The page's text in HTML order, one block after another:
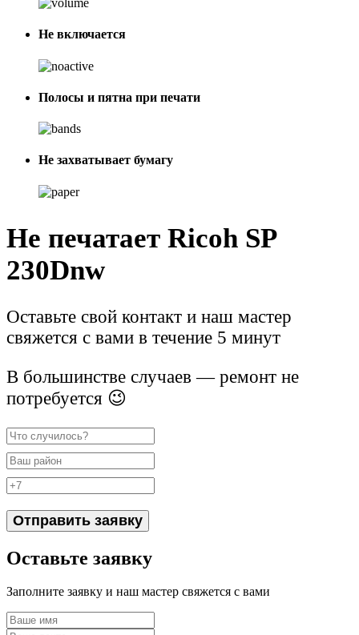
Не включается
Полосы и пятна при печати
Не захватывает бумагу
Не печатает Ricoh SP
230Dnw
Оставьте свой контакт и наш мастер
свяжется с вами в течение 5 минут
В большинстве случаев — ремонт не
потребуется 😉
Отправить заявку
Оставьте заявку
Заполните заявку и наш мастер свяжется с вами